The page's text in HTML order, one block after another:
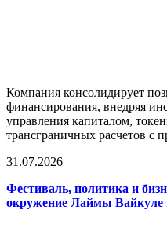
Компания консолидирует
финансирования, внедряя
управления капиталом,
трансграничных расчетов с
31.07.2026
Фестиваль, политика и
окружение Лаймы